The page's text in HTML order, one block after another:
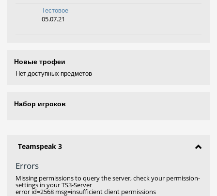
Тестовое
05.07.21
Новые трофеи
Нет доступных предметов
Набор игроков
Teamspeak 3
Errors
Missing permissions to query the server, check your permission-
settings in your TS3-Server
error id=2568 msg=insufficient client permissions